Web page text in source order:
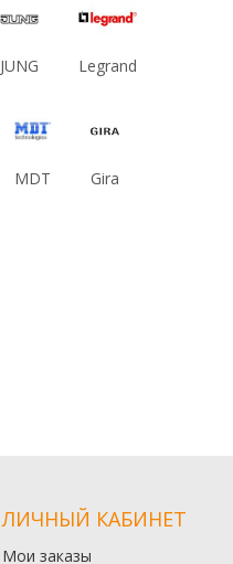
JUNG Legrand
MDT Gira
ЛИЧНЫЙ КАБИНЕТ
Мои заказы